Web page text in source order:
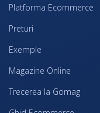
Platforma Ecommerce
Preturi
Exemple
Magazine Online
Trecerea la Gomag